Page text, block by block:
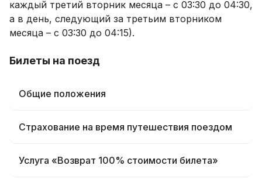
каждый третий вторник месяца – с 03:30 до 04:30,
а в день, следующий за третьим вторником
месяца – с 03:30 до 04:15).
Билеты на поезд
Общие положения
Страхование на время путешествия поездом
Услуга «Возврат 100% стоимости билета»